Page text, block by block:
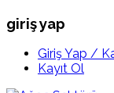
giriş yap
Giriş Yap /
Kayıt Ol